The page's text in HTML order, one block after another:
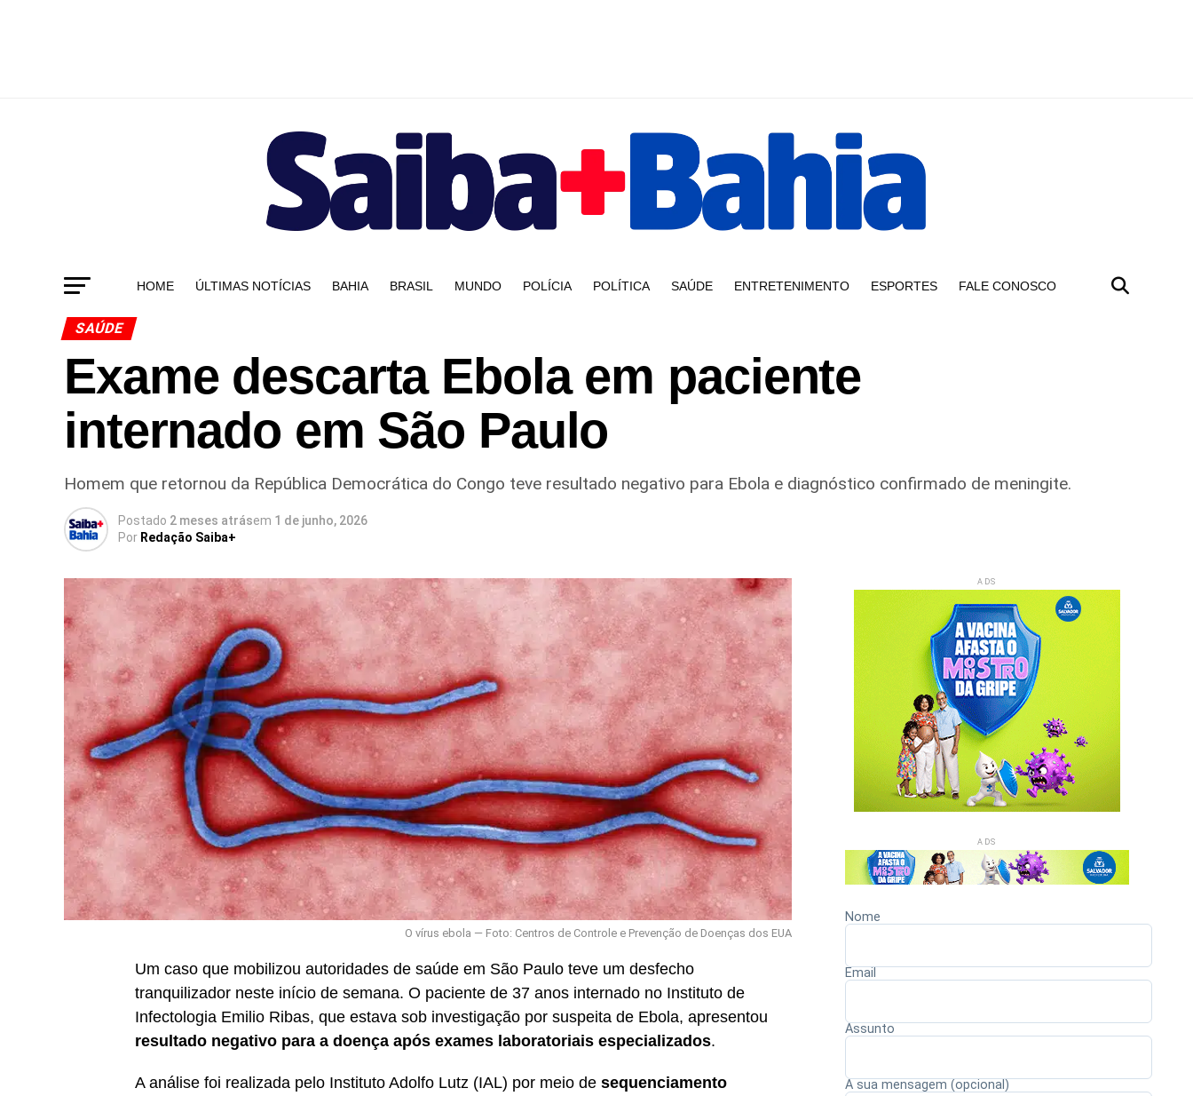
HOME ÚLTIMAS NOTÍCIAS BAHIA BRASIL MUNDO POLÍCIA POLÍTICA SAÚDE ENTRETENIMENTO ESPORTES FALE CONOSCO
SAÚDE
Exame descarta Ebola em paciente
internado em São Paulo
Homem que retornou da República Democrática do Congo teve resultado negativo para Ebola e diagnóstico confirmado de meningite.
Postado 2 meses atrásem 1 de junho, 2026
Por Redação Saiba+
O vírus ebola — Foto: Centros de Controle e Prevenção de Doenças dos EUA
Um caso que mobilizou autoridades de saúde em São Paulo teve um desfecho
tranquilizador neste início de semana. O paciente de 37 anos internado no Instituto de
Infectologia Emilio Ribas, que estava sob investigação por suspeita de Ebola, apresentou
resultado negativo para a doença após exames laboratoriais especializados.
A análise foi realizada pelo Instituto Adolfo Lutz (IAL) por meio de sequenciamento
ADS
ADS
Nome
Email
Assunto
A sua mensagem (opcional)